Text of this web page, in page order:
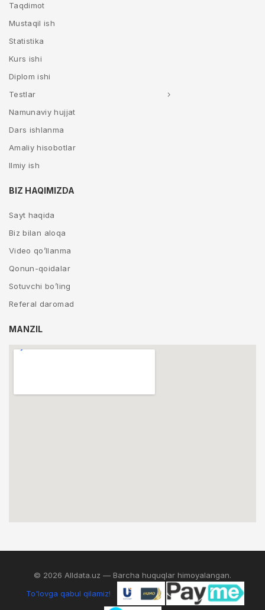
Taqdimot
Mustaqil ish
Statistika
Kurs ishi
Diplom ishi
Testlar
Namunaviy hujjat
Dars ishlanma
Amaliy hisobotlar
Ilmiy ish
BIZ HAQIMIZDA
Sayt haqida
Biz bilan aloqa
Video qo’llanma
Qonun-qoidalar
Sotuvchi bo’ling
Referal daromad
MANZIL
© 2026 Alldata.uz — Barcha huquqlar himoyalangan.
To'lovga qabul qilamiz!